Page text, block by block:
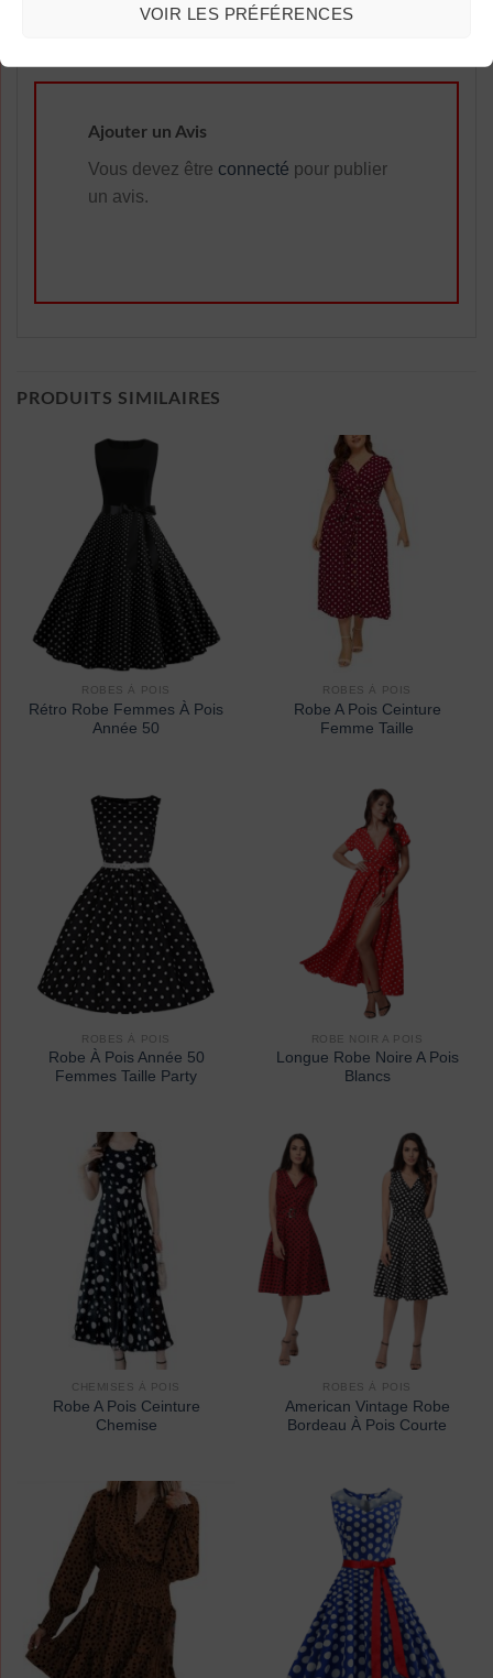
VOIR LES PRÉFÉRENCES
Ajouter un Avis
Vous devez être connecté pour publier
un avis.
PRODUITS SIMILAIRES
ROBES À POIS
Rétro Robe Femmes À Pois
Année 50
ROBES À POIS
Robe A Pois Ceinture
Femme Taille
ROBES À POIS
Robe À Pois Année 50
Femmes Taille Party
ROBE NOIR A POIS
Longue Robe Noire A Pois
Blancs
CHEMISES À POIS
Robe A Pois Ceinture
Chemise
ROBES À POIS
American Vintage Robe
Bordeau À Pois Courte